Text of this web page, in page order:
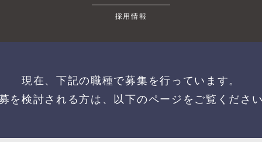
採用情報
現在、下記の職種で募集を行っています。
を検討される方は、以下のページをご覧くださ